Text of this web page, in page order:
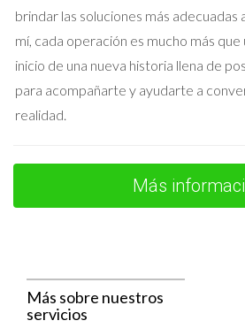
A diferencia de la venta de tu vivienda
aplicar algunas deducciones
reinversión en otra vivienda habitual.
tendrás que tributar el total de la
Patrimoniales
En ocasiones, las circunstancias no
euros. En este caso:
brindar las soluciones más adecuadas
mí, cada operación es mucho más
inicio de una nueva historia llena de
para acompañarte y ayudarte a
realidad.
Más
Más sobre nuestros
servicios